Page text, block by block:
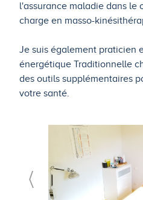
l'assurance maladie dans le
charge en masso-
Je suis également praticien
énergétique Traditionnelle
des outils supplémentaires
votre santé.